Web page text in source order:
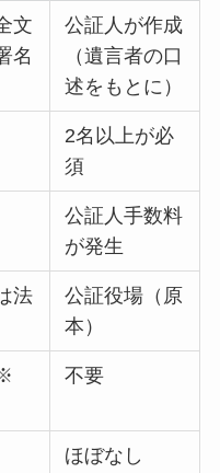
文
名
公証人が作成
（遺言者の口
述をもとに）
2名以上が必
須
公証人手数料
が発生
法
公証役場（原
本）
不要
ほぼなし